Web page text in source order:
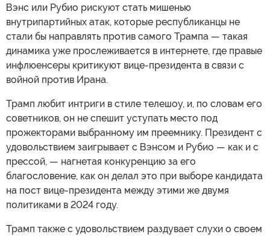
Вэнс или Рубио рискуют стать мишенью
внутрипартийных атак, которые республиканцы не
стали бы направлять против самого Трампа — такая
динамика уже прослеживается в интернете, где правые
инфлюенсеры критикуют вице-президента в связи с
войной против Ирана.
Трамп любит интриги в стиле телешоу, и, по словам его
советников, он не спешит уступать место под
прожекторами выбранному им преемнику. Президент с
удовольствием заигрывает с Вэнсом и Рубио — как и с
прессой, — нагнетая конкуренцию за его
благословение, как он делал это при выборе кандидата
на пост вице-президента между этими же двумя
политиками в 2024 году.
Трамп также с удовольствием раздувает слухи о своем